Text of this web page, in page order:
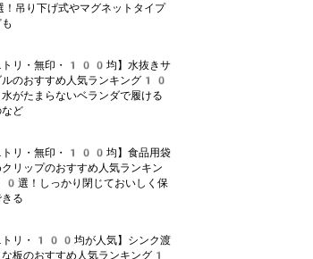
吊り下げ式やマグネットタイプ
トリ・無印・100均】水抜きサ
ルのおすすめ人気ランキング10
がたまらないベランダで履ける
など
トリ・無印・100均】食品用袋
クリップのおすすめ人気ランキン
選！しっかり閉じておいしく保
る
トリ・100均が人気】シンク渡
な板のおすすめ人気ランキング1